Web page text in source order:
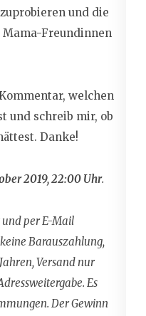
und die
Freundinnen
welchen
und schreib mir, ob
Danke!
2019, 22:00 Uhr.
und per E-Mail
Barauszahlung,
Versand nur
Es
Der Gewinn